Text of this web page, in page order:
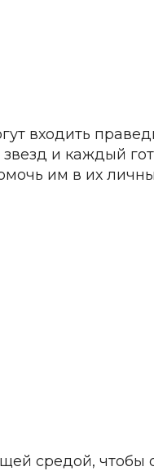
входить
и каждый
им в их
средой, чтобы